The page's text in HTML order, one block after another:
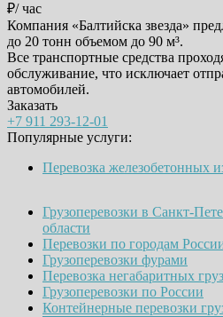
₽/ час
Компания «Балтийска звезда»
до 20 тонн объемом до 90 м³.
Все транспортные средства
обслуживание, что исключает
автомобилей.
Заказать
+7 911 293-12-01
Популярные услуги:
Перевозка железобетонных
Грузоперевозки в Санкт-
области
Перевозки по городам
Грузоперевозки фурами
Перевозка негабаритных
Грузоперевозки по России
Контейнерные перевозки